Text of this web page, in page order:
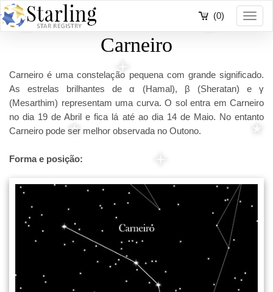
(0)
Carneiro
Carneiro é uma constelação pequena com grande significado.
As estrelas brilhantes de α (Hamal), β (Sheratan) e γ
(Mesarthim) representam uma curva. O sol entra em Carneiro
no dia 19 de Abril e fica lá até ao dia 14 de Maio. No entanto
Carneiro pode ser melhor observada no Outono.
Forma e posição: